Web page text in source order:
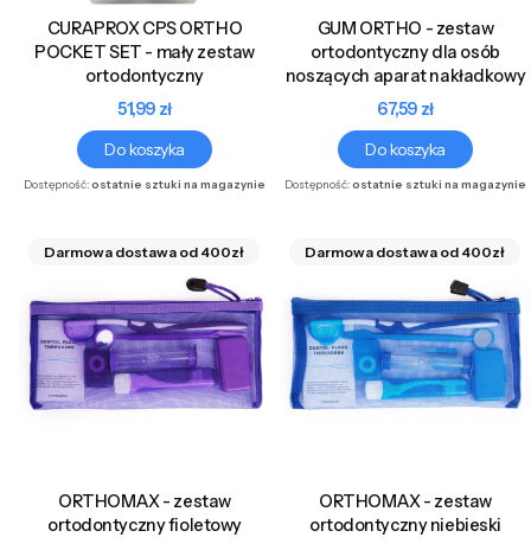
CURAPROX CPS ORTHO
POCKET SET - mały zestaw
ortodontyczny
Cena
51,99 zł
Do koszyka
Dostępność:ostatnie sztuki na magazynie
GUM ORTHO - zestaw
ortodontyczny dla osób
noszących aparat nakładkowy
Cena
67,59 zł
Do koszyka
Dostępność:ostatnie sztuki na magazynie
ORTHOMAX - zestaw
ortodontyczny fioletowy
ORTHOMAX - zestaw
ortodontyczny niebieski